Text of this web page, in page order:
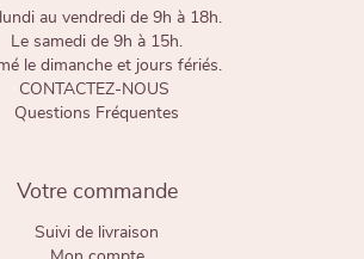
au vendredi de 9h à 18h.
Le samedi de 9h à 15h.
le dimanche et jours fériés.
CONTACTEZ-NOUS
Questions Fréquentes
Votre commande
Suivi de livraison